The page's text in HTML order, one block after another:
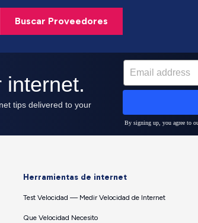
Buscar Proveedores
Herramientas de internet
Test Velocidad — Medir Velocidad de Internet
Que Velocidad Necesito